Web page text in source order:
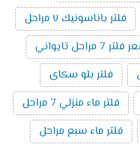
فلتر باناسونيك ٧ مراحل
7 مراحل تايواني
فلتر بلو سكاى
فلتر ماء منزلي 7 مراحل
فلتر ماء سبع مراحل